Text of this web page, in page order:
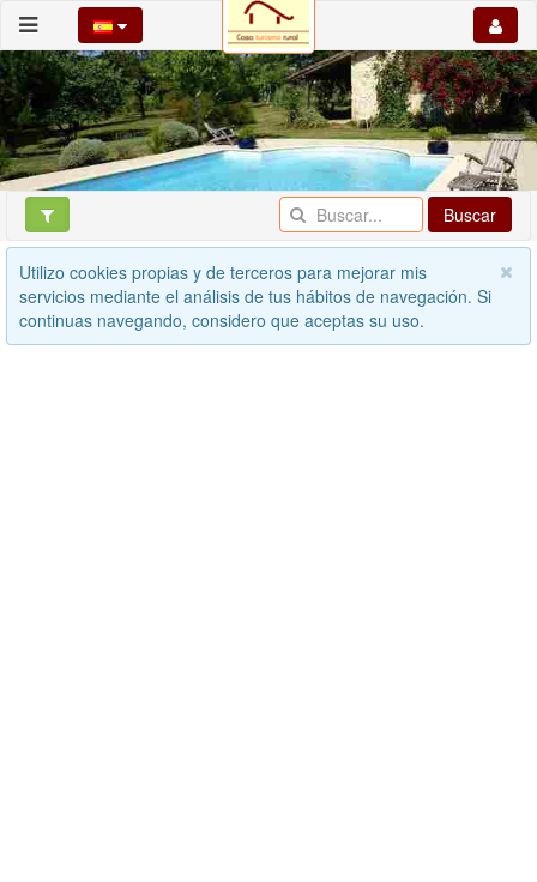
Buscar
Utilizo cookies propias y de terceros para mejorar mis
servicios mediante el análisis de tus hábitos de navegación. Si
continuas navegando, considero que aceptas su uso.